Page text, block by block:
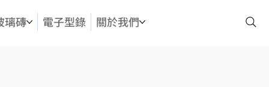
璃磚 電子型錄 關於我們